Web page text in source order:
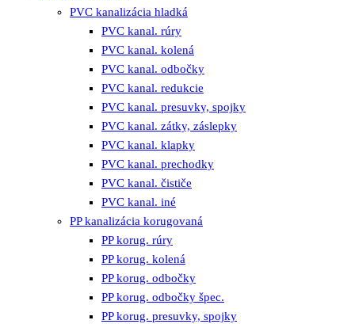
PVC kanalizácia hladká
PVC kanal. rúry
PVC kanal. kolená
PVC kanal. odbočky
PVC kanal. redukcie
PVC kanal. presuvky, spojky
PVC kanal. zátky, záslepky
PVC kanal. klapky
PVC kanal. prechodky
PVC kanal. čističe
PVC kanal. iné
PP kanalizácia korugovaná
PP korug. rúry
PP korug. kolená
PP korug. odbočky
PP korug. odbočky špec.
PP korug. presuvky, spojky